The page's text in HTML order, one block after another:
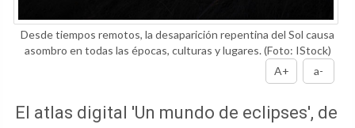
Desde tiempos remotos, la desaparición repentina del Sol causa
asombro en todas las épocas, culturas y lugares.(Foto: IStock)
A+
a-
El atlas digital 'Un mundo de eclipses', de